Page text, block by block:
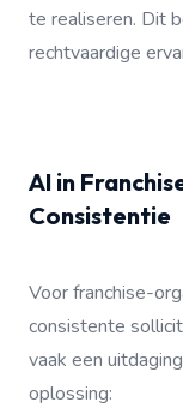
te realiseren. Dit
rechtvaardige
AI in
Consistentie
Voor franchise-
consistente
vaak een
oplossing: